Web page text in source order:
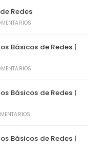
Redes
Básicos de Redes |
Básicos de Redes |
Básicos de Redes |